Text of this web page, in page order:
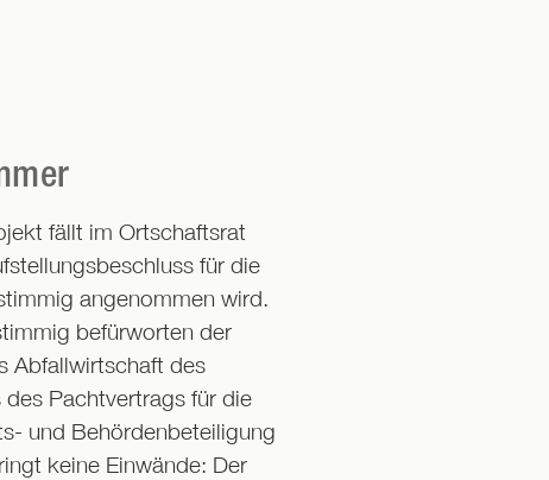
fällt im Ortschaftsrat
für die
angenommen wird.
befürworten der
Abfallwirtschaft des
Pachtvertrags für die
und Behördenbeteiligung
keine Einwände: Der